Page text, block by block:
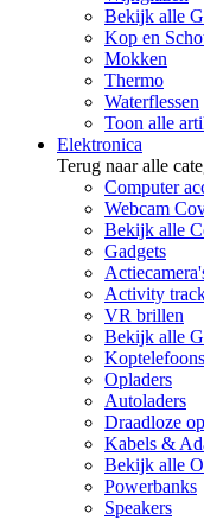
Bekijk alle
Kop en
Mokken
Thermo
Waterflessen
Toon alle
Elektronica
Terug naar alle
Computer
Webcam
Bekijk alle
Gadgets
Activity
VR brillen
Bekijk alle
Opladers
Autoladers
Draadloze
Kabels &
Bekijk alle
Powerbanks
Speakers